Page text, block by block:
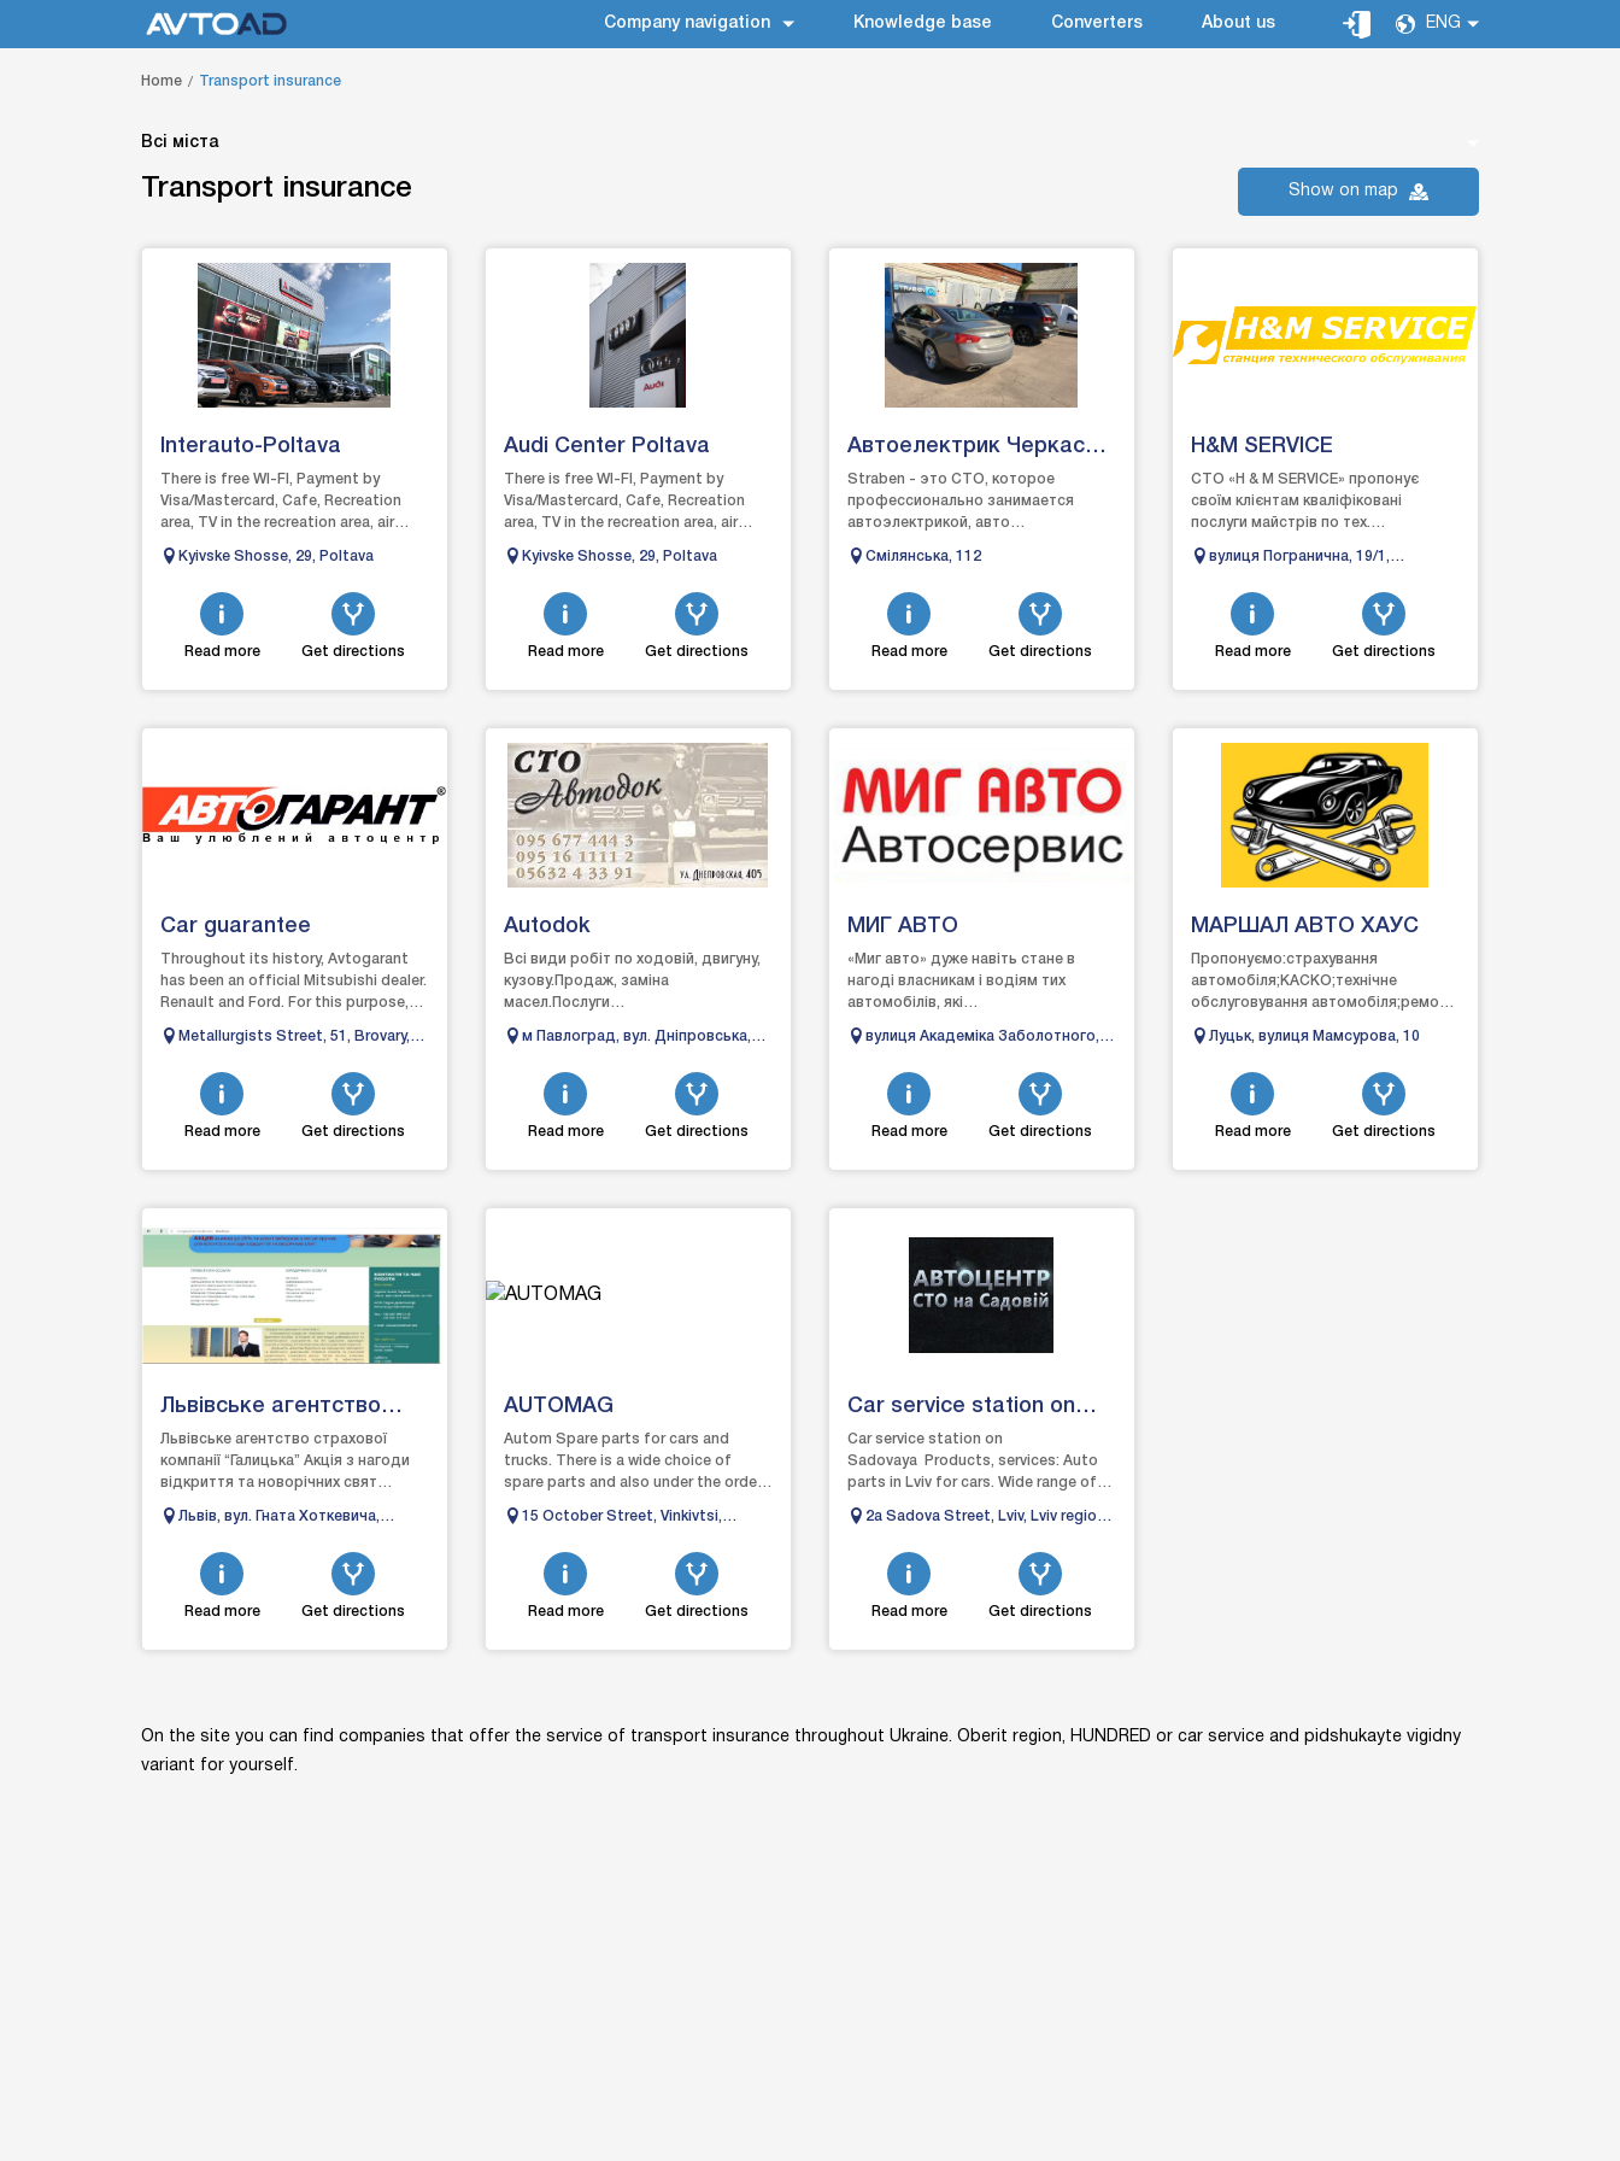
Company navigation Knowledge base Converters About us ENG
Home Transport insurance
Всі міста
Transport insurance Show on map
Interauto-Poltava
There is free WI-FI, Payment by
Visa/Mastercard, Cafe, Recreation
area, TV in the recreation area, air
car sur...
Kyivske Shosse, 29, Poltava
Read more Get directions
Audi Center Poltava
There is free WI-FI, Payment by
Visa/Mastercard, Cafe, Recreation
area, TV in the recreation area, air
car sur...
Kyivske Shosse, 29, Poltava
Read more Get directions
Автоелектрик Черкаси
Страбен
Straben - это СТО, которое
профессионально занимается
автоэлектрикой, авто
Черкассах, наш персонал имеет
Смілянська, 112
Read more Get directions
H&M SERVICE
СТО «H & M SERVICE» пропонує
своїм клієнтам кваліфіковані
послуги майстрів по тех.
володіємо широким асортиментом
вулиця Погранична, 19/1,
Read more Get directions
Car guarantee
Throughout its history, Avtogarant
has been an official Mitsubishi dealer.
Renault and Ford. For this purpose,
Metallurgists Street, 51, Brovary,
Read more Get directions
Autodok
Всі види робіт по ходовій, двигуну,
кузову.Продаж, заміна
масел.Послуги
якість, приємні ціни.
м Павлоград, вул. Дніпровська,
Read more Get directions
МИГ АВТО
«Миг авто» дуже навіть стане в
нагоді власникам і водіям тих
автомобілів, які
ходовоїРемонту будь-якого
вулиця Академіка Заболотного,
Read more Get directions
МАРШАЛ АВТО ХАУС
Пропонуємо:страхування
автомобіля;КАСКО;технічне
обслуговування автомобіля;ремонт
автомобіля;запчастини для вашого
Луцьк, вулиця Мамсурова, 10
Read more Get directions
Львівське агентство
страхової компанії
“Галицька”
Львівське агентство страхової
компанії “Галицька” Акція з нагоди
відкриття та новорічних свят
страхування та агент виїжд...
Львів, вул. Гната Хоткевича,
Read more Get directions
AUTOMAG
Autom Spare parts for cars and
trucks. There is a wide choice of
spare parts and also under the order.
15 October Street, Vinkivtsi,
Read more Get directions
Car service station on
Sadovaya
Car service station on
Sadovaya Products, services: Auto
parts in Lviv for cars. Wide range of
2а Sadova Street, Lviv, Lviv region,
Read more Get directions
On the site you can find companies that offer the service of transport insurance throughout Ukraine. Oberіt region, HUNDRED or car service and pіdshukayte vigіdny
variant for yourself.